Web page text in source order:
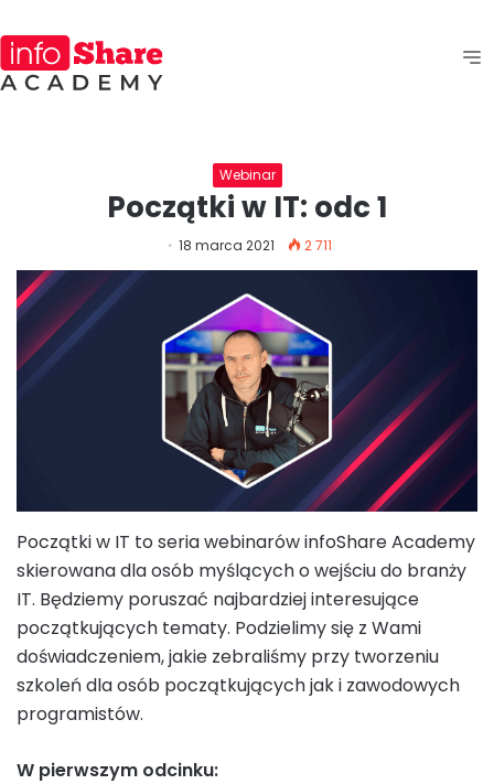
Webinar
Początki w IT: odc 1
18 marca 2021 2 711
Początki w IT to seria webinarów infoShare Academy
skierowana dla osób myślących o wejściu do branży
IT. Będziemy poruszać najbardziej interesujące
początkujących tematy. Podzielimy się z Wami
doświadczeniem, jakie zebraliśmy przy tworzeniu
szkoleń dla osób początkujących jak i zawodowych
programistów.
W pierwszym odcinku: